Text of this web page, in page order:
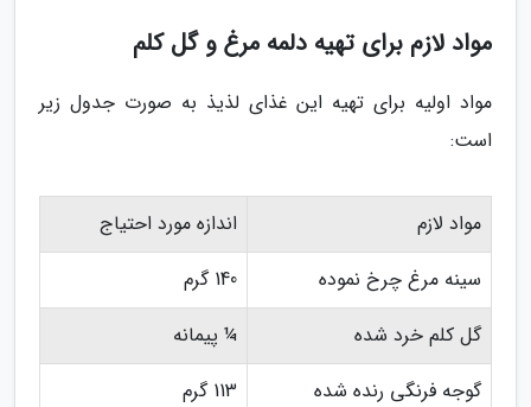
مواد لازم برای تهیه دلمه مرغ و گل کلم
مواد اولیه برای تهیه این غذای لذیذ به صورت جدول زیر
است:
مواد لازم
اندازه مورد احتیاج
سینه مرغ چرخ نموده
140 گرم
گل کلم خرد شده
¼ پیمانه
گوجه فرنگی رنده شده
113 گرم